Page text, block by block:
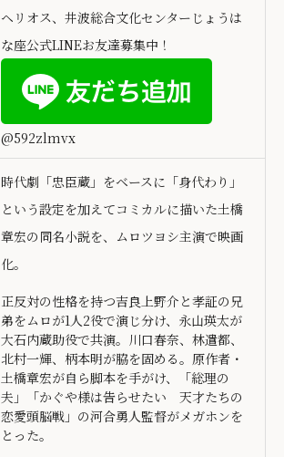
ヘリオス、井波総合文化センターじょうは
な座公式LINEお友達募集中！
@592zlmvx
時代劇「忠臣蔵」をベースに「身代わり」
という設定を加えてコミカルに描いた土橋
章宏の同名小説を、ムロツヨシ主演で映画
化。
正反対の性格を持つ吉良上野介と孝証の兄
弟をムロが1人2役で演じ分け、永山瑛太が
大石内蔵助役で共演。川口春奈、林遣都、
北村一輝、柄本明が脇を固める。原作者・
土橋章宏が自ら脚本を手がけ、「総理の
夫」「かぐや様は告らせたい 天才たちの
恋愛頭脳戦」の河合勇人監督がメガホンを
とった。